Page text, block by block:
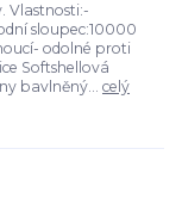
Vlastnosti:-
sloupec:10000
odolné proti
Softshellová
bavlněný... celý